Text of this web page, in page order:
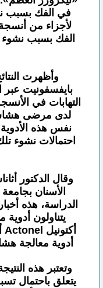
في الفك بسبب
لأجزاء من
الفك بسبب
وأظهرت
بايفسفونيت عبر
لدى مرضى
احتمالات نشوء
وقال الدكتور
الأسنان
أدوية معالجة
وتعتبر هذه
يتعلق باحتمال